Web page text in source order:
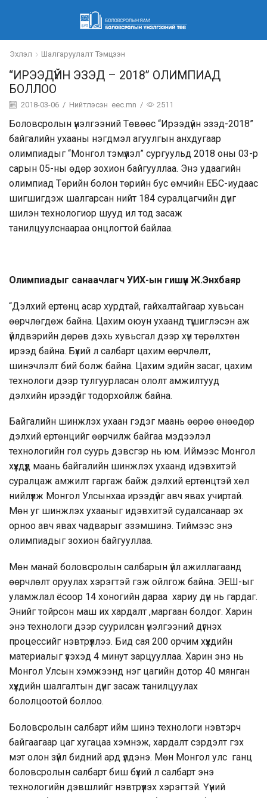
Эхлэл Шалгаруулалт Тэмцээн
“ИРЭЭДҮЙН ЭЗЭД – 2018” ОЛИМПИАД
БОЛЛОО
2018-03-06 / Нийтлэсэн eec.mn / 2511
Боловсролын үнэлгээний Төвөөс “Ирээдүйн эзэд-2018”
байгалийн ухааны нэгдмэл агуулгын анхдугаар
олимпиадыг “Монгол тэмүүлэл” сургуульд 2018 оны 03-р
сарын 05-ны өдөр зохион байгууллаа. Энэ удаагийн
олимпиад Төрийн болон төрийн бус өмчийн ЕБС-иудаас
шигшигдэж шалгарсан нийт 184 суралцагчийн дүнг
шилэн технологиор шууд ил тод засаж
танилцуулснаараа онцлогтой байлаа.
Олимпиадыг санаачлагч УИХ-ын гишүүн Ж.Энхбаяр
“Дэлхий ертөнц асар хурдтай, гайхалтайгаар хувьсан
өөрчлөгдөж байна. Цахим оюун ухаанд түшиглэсэн аж
үйлдвэрийн дөрөв дэхь хувьсгал дээр хүн төрөлхтөн
ирээд байна. Бүхий л салбарт цахим өөрчлөлт,
шинэчлэлт бий болж байна. Цахим эдийн засаг, цахим
технологи дээр тулгуурласан ололт амжилтууд
дэлхийн ирээдүйг тодорхойлж байна.
Байгалийн шинжлэх ухаан гэдэг маань өөрөө өнөөдөр
дэлхий ертөнцийг өөрчилж байгаа мэдээлэл
технологийн гол суурь дэвсгэр нь юм. Иймээс Монгол
хүүхдүүд маань байгалийн шинжлэх ухаанд идэвхитэй
суралцаж амжилт гаргаж байж дэлхий ертөнцтэй хөл
нийлүүлж Монгол Улсынхаа ирээдүйг авч явах учиртай.
Мөн уг шинжлэх ухааныг идэвхитэй судалсанаар эх
орноо авч явах чадварыг эзэмшинэ. Тиймээс энэ
олимпиадыг зохион байгууллаа.
Мөн манай боловсролын салбарын үйл ажиллагаанд
өөрчлөлт оруулах хэрэгтэй гэж ойлгож байна. ЭЕШ-ыг
уламжлал ёсоор 14 хоногийн дараа хариу дүн нь гардаг.
Энийг тойрсон маш их хардалт ,маргаан болдог. Харин
энэ технологи дээр суурилсан үнэлгээний дүгнэх
процессийг нэвтрүүллээ. Бид сая 200 орчим хүүхдийн
материалыг үзэхэд 4 минут зарцууллаа. Харин энэ нь
Монгол Улсын хэмжээнд нэг цагийн дотор 40 мянган
хүүхдийн шалгалтын дүнг засаж танилцуулах
бололцоотой боллоо.
Боловсролын салбарт ийм шинэ технологи нэвтэрч
байгаагаар цаг хугацаа хэмнэж, хардалт сэрдэлт гэх
мэт олон зүйл бидний ард үлдэнэ. Мөн Монгол улс ганц
боловсролын салбарт биш бүхий л салбарт энэ
технологийн дэвшлийг нэвтрүүлэх хэрэгтэй. Үүний